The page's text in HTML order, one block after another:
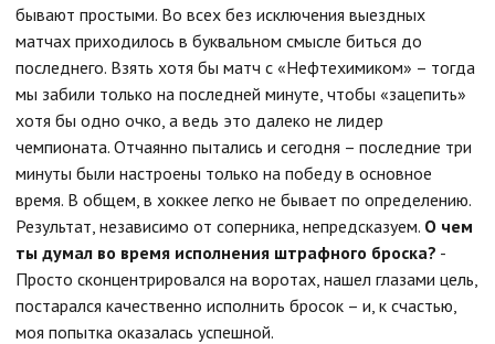
бывают простыми. Во всех без исключения выездных
матчах приходилось в буквальном смысле биться до
последнего. Взять хотя бы матч с «Нефтехимиком» – тогда
мы забили только на последней минуте, чтобы «зацепить»
хотя бы одно очко, а ведь это далеко не лидер
чемпионата. Отчаянно пытались и сегодня – последние три
минуты были настроены только на победу в основное
время. В общем, в хоккее легко не бывает по определению.
Результат, независимо от соперника, непредсказуем. О чем
ты думал во время исполнения штрафного броска? -
Просто сконцентрировался на воротах, нашел глазами цель,
постарался качественно исполнить бросок – и, к счастью,
моя попытка оказалась успешной.